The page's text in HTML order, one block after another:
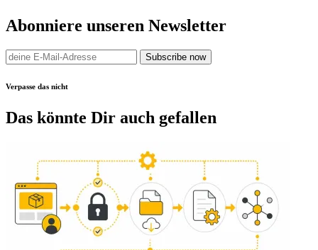
Abonniere unseren Newsletter
Subscribe now
Verpasse das nicht
Das könnte Dir auch gefallen